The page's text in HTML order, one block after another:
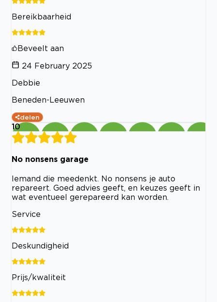
Bereikbaarheid
Beveelt aan
24 February 2025
Debbie
Beneden-Leeuwen
delen
10
No nonsens garage
Iemand die meedenkt. No nonsens je auto
repareert. Goed advies geeft, en keuzes geeft in
wat eventueel gerepareerd kan worden.
Service
Deskundigheid
Prijs/kwaliteit